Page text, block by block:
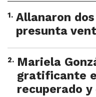
1. Allanaron
presunta
2. Mariela
gratificante
recuperado y